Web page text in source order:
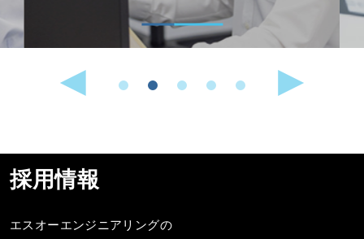
採用情報
エスオーエンジニアリングの